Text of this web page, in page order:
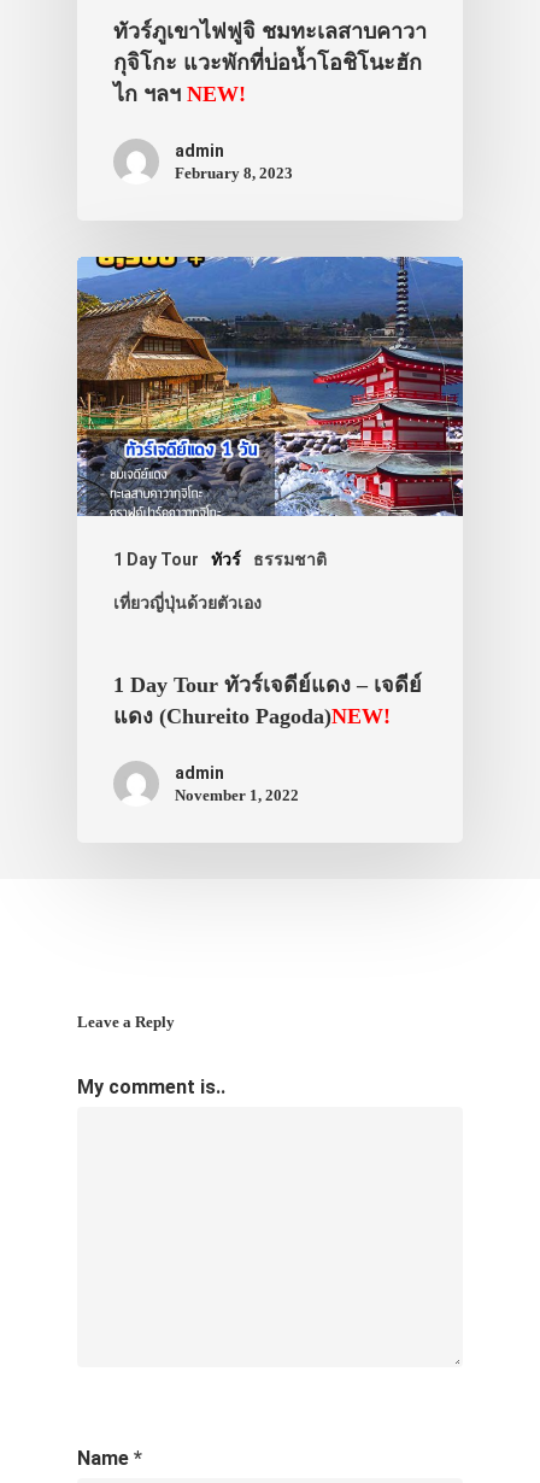
ทัวร์ภูเขาไฟฟูจิ ชมทะเลสาบคาวา
กุจิโกะ แวะพักที่บ่อน้ำโอชิโนะฮัก
ไก ฯลฯ NEW!
admin
February 8, 2023
1 Day Tour ทัวร์ ธรรมชาติ
เที่ยวญี่ปุ่นด้วยตัวเอง
1 Day Tour ทัวร์เจดีย์แดง – เจดีย์
แดง (Chureito Pagoda)NEW!
admin
November 1, 2022
Leave a Reply
My comment is..
Name *